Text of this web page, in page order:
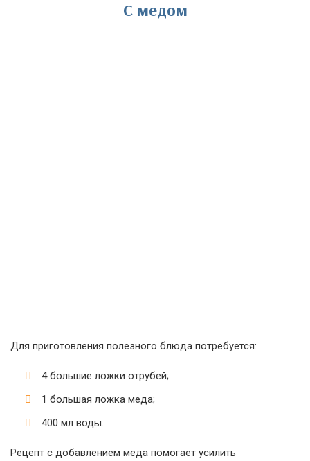
С медом
Для приготовления полезного блюда потребуется:
4 большие ложки отрубей;
1 большая ложка меда;
400 мл воды.
Рецепт с добавлением меда помогает усилить